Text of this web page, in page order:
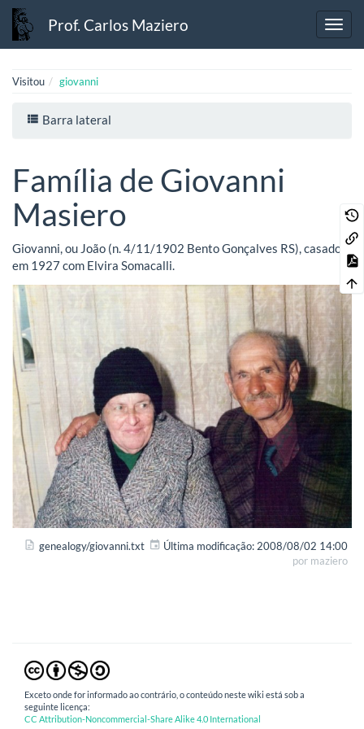
Prof. Carlos Maziero
Visitou giovanni
Barra lateral
Família de Giovanni
Masiero
Giovanni, ou João (n. 4/11/1902 Bento Gonçalves RS), casado
em 1927 com Elvira Somacalli.
genealogy/giovanni.txt Última modificação: 2008/08/02 14:00
por maziero
Exceto onde for informado ao contrário, o conteúdo neste wiki está sob a
seguinte licença:
CC Attribution-Noncommercial-Share Alike 4.0 International